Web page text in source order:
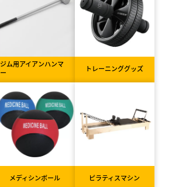
ジム用アイアンハンマ
ー
トレーニンググッズ
メディシンボール ピラティスマシン